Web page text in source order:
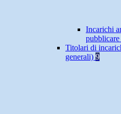
Incarichi
Titolari di
generali) 9